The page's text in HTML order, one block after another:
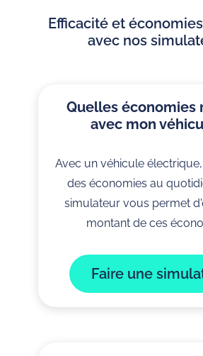
Efficacité et
avec nos
Quelles économies
avec mon
Avec un véhicule
des économies au
simulateur vous permet
montant de ces
Faire une